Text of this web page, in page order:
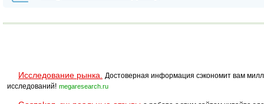
Исследование рынка.
Достоверная информация сэкономит вам
исследований! megaresearch.ru